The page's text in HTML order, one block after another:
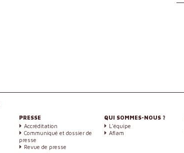
PRESSE
Accréditation
Communiqué et dossier de
presse
Revue de presse
QUI SOMMES-NOUS ?
L'équipe
Aflam